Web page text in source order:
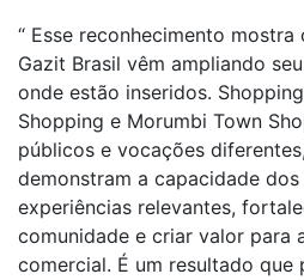
“ Esse reconhecimento
Gazit Brasil vêm ampliando
onde estão inseridos.
Shopping e Morumbi Town
públicos e vocações
demonstram a capacidade
experiências relevantes,
comunidade e criar valor para
comercial. É um resultado que